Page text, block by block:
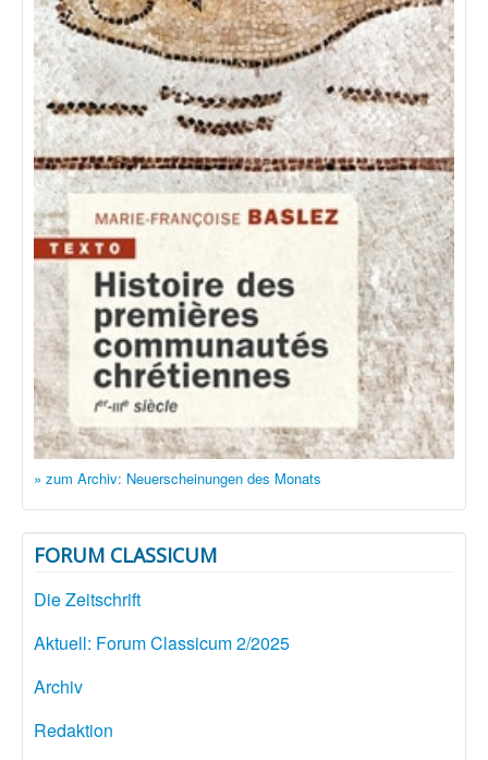
» zum Archiv: Neuerscheinungen des Monats
FORUM CLASSICUM
Die Zeitschrift
Aktuell: Forum Classicum 2/2025
Archiv
Redaktion